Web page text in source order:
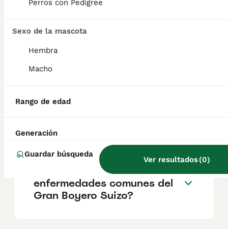
Perros con Pedigree
Sexo de la mascota
Hembra
Macho
Rango de edad
Generación
Guardar búsqueda
Ver resultados(0)
extraños.
¿Cuánto cuesta un Gran
Boyero Suizo?
¿Cuáles son las
enfermedades comunes del
Gran Boyero Suizo?